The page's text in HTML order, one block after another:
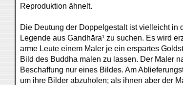
Reproduktion ähnelt.
Die Deutung der Doppelgestalt ist vielleicht in
Legende aus Gandhāra¹ zu suchen. Es wird
arme Leute einem Maler je ein erspartes
Bild des Buddha malen zu lassen. Der Maler
Beschaffung nur eines Bildes. Am
um ihre Bilder abzuholen; als ihnen aber der